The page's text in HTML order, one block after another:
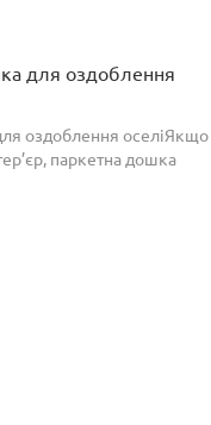
для оздоблення
оздоблення оселіЯкщо
паркетна дошка